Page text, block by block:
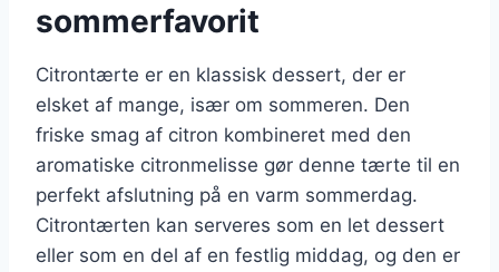
sommerfavorit
Citrontærte er en klassisk dessert, der er
elsket af mange, især om sommeren. Den
friske smag af citron kombineret med den
aromatiske citronmelisse gør denne tærte til en
perfekt afslutning på en varm sommerdag.
Citrontærten kan serveres som en let dessert
eller som en del af en festlig middag, og den er